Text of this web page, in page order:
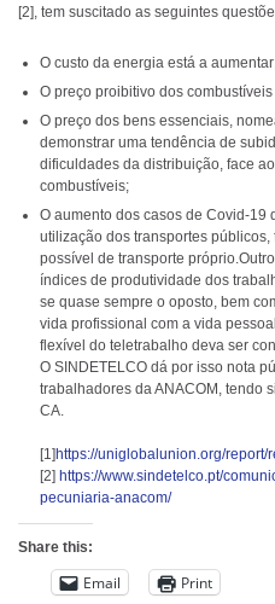
[2], tem suscitado as seguintes
O custo da energia está a
O preço proibitivo dos
O preço dos bens essenciais,
demonstrar uma tendência de
dificuldades da distribuição, face
combustíveis;
O aumento dos casos de Covid-19
utilização dos transportes
possível de transporte
índices de produtividade dos
se quase sempre o oposto, bem
vida profissional com a vida
flexível do teletrabalho deva ser
O SINDETELCO dá por isso nota
trabalhadores da ANACOM, tendo
CA.
[1] https://uniglobalunion.org/report/
[2] https://www.sindetelco.pt/
pecuniaria-anacom/
Share this:
Email Print